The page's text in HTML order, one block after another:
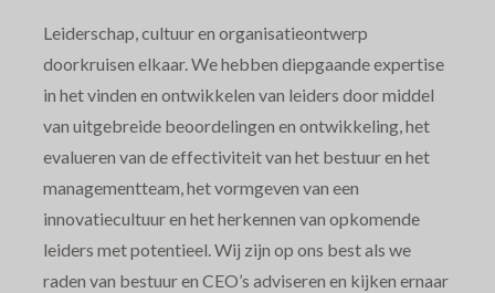
Leiderschap, cultuur en organisatieontwerp
doorkruisen elkaar. We hebben diepgaande expertise
in het vinden en ontwikkelen van leiders door middel
van uitgebreide beoordelingen en ontwikkeling, het
evalueren van de effectiviteit van het bestuur en het
managementteam, het vormgeven van een
innovatiecultuur en het herkennen van opkomende
leiders met potentieel. Wij zijn op ons best als we
raden van bestuur en CEO’s adviseren en kijken ernaar